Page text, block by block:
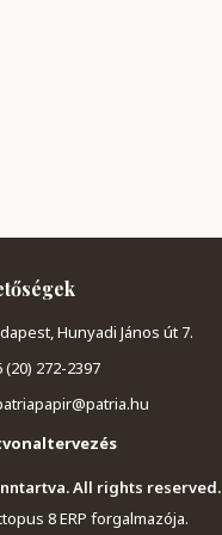
Hunyadi János út 7.
(20) 272-2397
All rights reserved.
8 ERP forgalmazója.